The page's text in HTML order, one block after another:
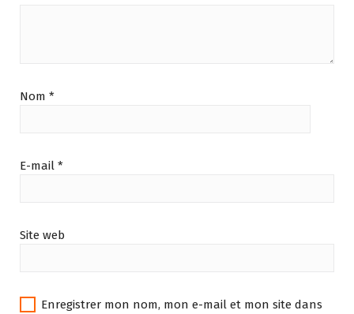
Nom *
E-mail *
Site web
Enregistrer mon nom, mon e-mail et mon site dans